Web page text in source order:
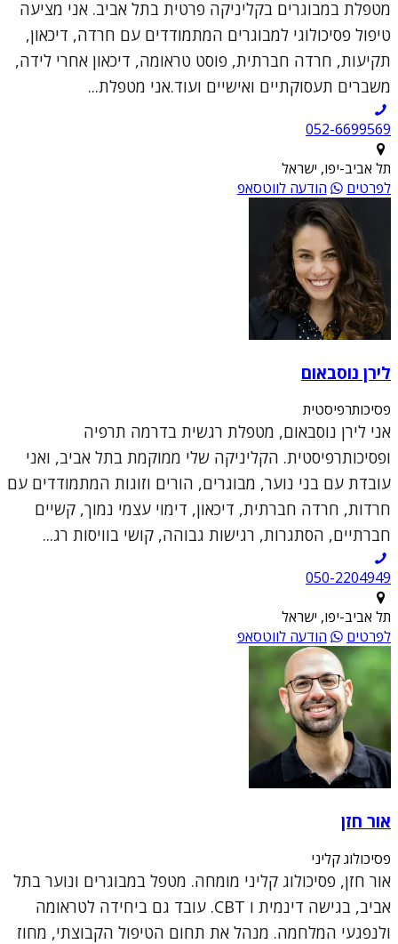
מטפלת במבוגרים בקליניקה פרטית בתל אביב. אני מציעה
טיפול פסיכולוגי למבוגרים המתמודדים עם חרדה, דיכאון,
תקיעות, חרדה חברתית, פוסט טראומה, דיכאון אחרי לידה,
משברים תעסוקתיים ואישיים ועוד.אני מטפלת...
052-6699569
תל אביב-יפו, ישראל
לפרטים
הודעה לווטסאפ
לירן נוסבאום
פסיכותרפיסטית
אני לירן נוסבאום, מטפלת רגשית בדרמה תרפיה
ופסיכותרפיסטית. הקליניקה שלי ממוקמת בתל אביב, ואני
עובדת עם בני נוער, מבוגרים, הורים וזוגות המתמודדים עם
חרדות, חרדה חברתית, דיכאון, דימוי עצמי נמוך, קשיים
חברתיים, הסתגרות, רגישות גבוהה, קושי בוויסות רג...
050-2204949
תל אביב-יפו, ישראל
לפרטים
הודעה לווטסאפ
אור חזן
פסיכולוג קליני
אור חזן, פסיכולוג קליני מומחה. מטפל במבוגרים ונוער בתל
אביב, בגישה דינמית ו CBT. עובד גם ביחידה לטראומה
ולנפגעי המלחמה. מנהל את תחום הטיפול הקבוצתי, מחוז